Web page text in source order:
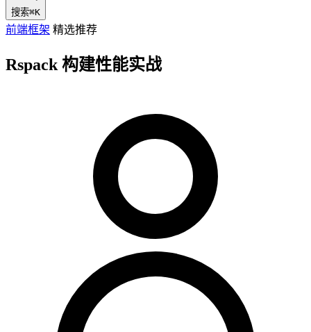
搜索⌘K
前端框架 精选推荐
Rspack 构建性能实战